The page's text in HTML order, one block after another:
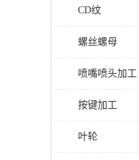
CD纹
螺丝螺母
喷嘴喷头加工
按键加工
叶轮